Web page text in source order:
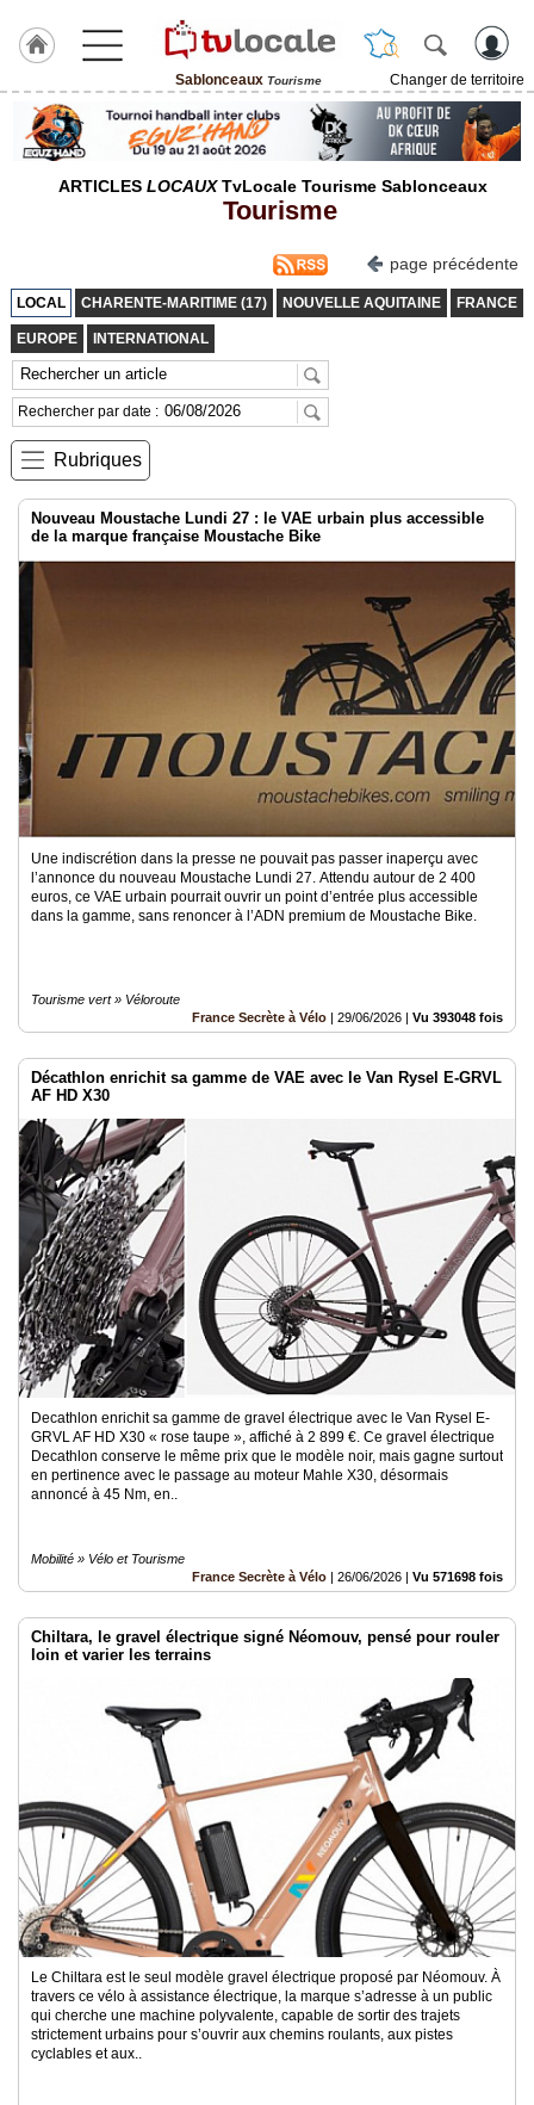
Sablonceaux Tourisme
Changer de territoire
J'adhère
Hulcoq
ACCUEIL
France
Accueil
RUBRIQUES
Agenda
Vidéos
Médias
Prémium
Inscription
annuaire
pro
Accès
éditeur
ARTICLES LOCAUXTvLocale Tourisme Sablonceaux
Tourisme
page précédente
LOCAL CHARENTE-MARITIME (17) NOUVELLE AQUITAINE FRANCE
EUROPE INTERNATIONAL
Rechercher par date :
Rubriques
Nouveau Moustache Lundi 27 : le VAE urbain plus accessible
de la marque française Moustache Bike
Une indiscrétion dans la presse ne pouvait pas passer inaperçu avec
l’annonce du nouveau Moustache Lundi 27. Attendu autour de 2 400
euros, ce VAE urbain pourrait ouvrir un point d’entrée plus accessible
dans la gamme, sans renoncer à l’ADN premium de Moustache Bike.
Tourisme vert » Véloroute
France Secrète à Vélo | 29/06/2026 | Vu 393048 fois
Décathlon enrichit sa gamme de VAE avec le Van Rysel E-GRVL
AF HD X30
Decathlon enrichit sa gamme de gravel électrique avec le Van Rysel E-
GRVL AF HD X30 « rose taupe », affiché à 2 899 €. Ce gravel électrique
Decathlon conserve le même prix que le modèle noir, mais gagne surtout
en pertinence avec le passage au moteur Mahle X30, désormais
annoncé à 45 Nm, en..
Mobilité » Vélo et Tourisme
France Secrète à Vélo | 26/06/2026 | Vu 571698 fois
Chiltara, le gravel électrique signé Néomouv, pensé pour rouler
loin et varier les terrains
Le Chiltara est le seul modèle gravel électrique proposé par Néomouv. À
travers ce vélo à assistance électrique, la marque s’adresse à un public
qui cherche une machine polyvalente, capable de sortir des trajets
strictement urbains pour s’ouvrir aux chemins roulants, aux pistes
cyclables et aux..